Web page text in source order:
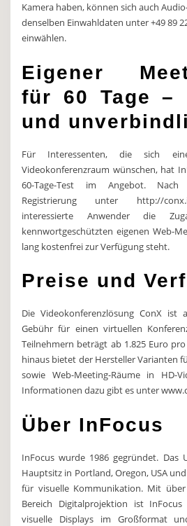
Kamera haben, können sich auch
denselben Einwahldaten unter +49 89
einwählen.
Eigener
für 60 Tage –
und
Für Interessenten, die sich
Videokonferenzraum wünschen, hat
60-Tage-Test im Angebot. Nach
Registrierung unter http://
interessierte Anwender die
kennwortgeschützten eigenen Web-
lang kostenfrei zur Verfügung steht.
Preise und
Die Videokonferenzlösung ConX ist
Gebühr für einen virtuellen
Teilnehmern beträgt ab 1.825 Euro
hinaus bietet der Hersteller Varianten
sowie Web-Meeting-Räume in HD-
Informationen dazu gibt es unter
Über InFocus
InFocus wurde 1986 gegründet. Das
Hauptsitz in Portland, Oregon, USA
für visuelle Kommunikation. Mit
Bereich Digitalprojektion ist
visuelle Displays im Großformat